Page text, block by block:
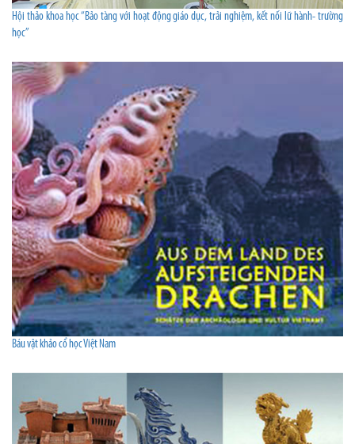
Hội thảo khoa học “Bảo tàng với hoạt động giáo dục, trải nghiệm, kết nối lữ hành- trường
học”
Báu vật khảo cổ học Việt Nam